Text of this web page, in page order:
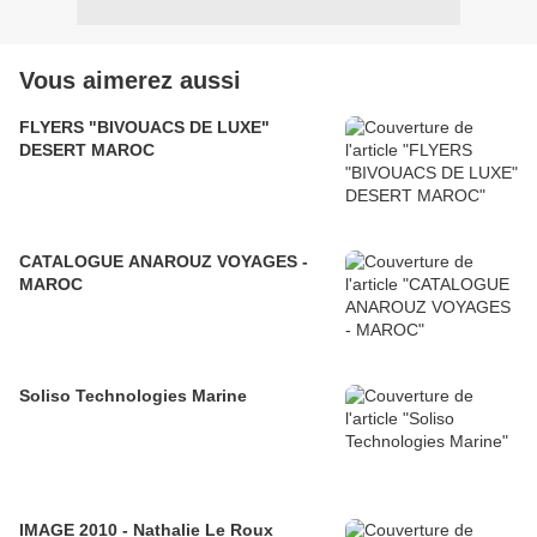
Vous aimerez aussi
FLYERS "BIVOUACS DE LUXE"
DESERT MAROC
CATALOGUE ANAROUZ VOYAGES -
MAROC
Soliso Technologies Marine
IMAGE 2010 - Nathalie Le Roux